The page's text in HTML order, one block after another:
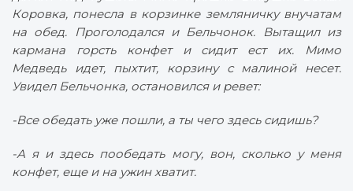
Коровка, понесла в корзинке земляничку внучатам
на обед. Проголодался и Бельчонок. Вытащил из
кармана горсть конфет и сидит ест их. Мимо
Медведь идет, пыхтит, корзину с малиной несет.
Увидел Бельчонка, остановился и ревет:
-Все обедать уже пошли, а ты чего здесь сидишь?
-А я и здесь пообедать могу, вон, сколько у меня
конфет, еще и на ужин хватит.